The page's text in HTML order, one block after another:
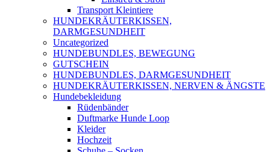
Transport Kleintiere
HUNDEKRÄUTERKISSEN,
DARMGESUNDHEIT
Uncategorized
HUNDEBUNDLES, BEWEGUNG
GUTSCHEIN
HUNDEBUNDLES, DARMGESUNDHEIT
HUNDEKRÄUTERKISSEN, NERVEN & ÄNGSTE
Hundebekleidung
Rüdenbänder
Duftmarke Hunde Loop
Kleider
Hochzeit